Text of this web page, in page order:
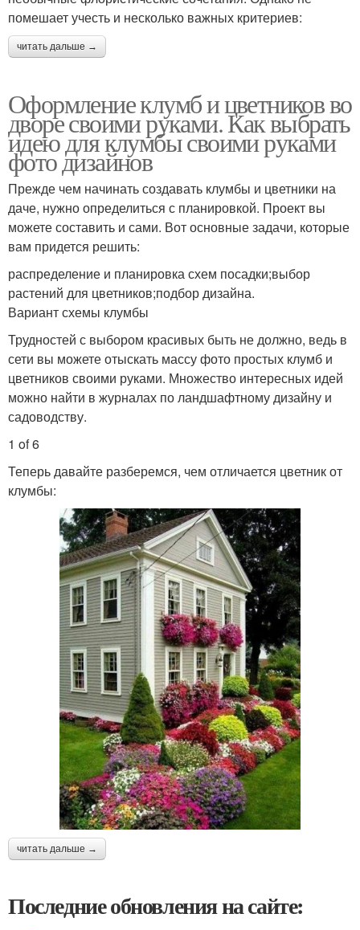
помешает учесть и несколько важных критериев:
читать дальше →
Оформление клумб и цветников во
дворе своими руками. Как выбрать
идею для клумбы своими руками
фото дизайнов
Прежде чем начинать создавать клумбы и цветники на
даче, нужно определиться с планировкой. Проект вы
можете составить и сами. Вот основные задачи, которые
вам придется решить:
распределение и планировка схем посадки;выбор
растений для цветников;подбор дизайна.
Вариант схемы клумбы
Трудностей с выбором красивых быть не должно, ведь в
сети вы можете отыскать массу фото простых клумб и
цветников своими руками. Множество интересных идей
можно найти в журналах по ландшафтному дизайну и
садоводству.
1 of 6
Теперь давайте разберемся, чем отличается цветник от
клумбы:
читать дальше →
Последние обновления на сайте: